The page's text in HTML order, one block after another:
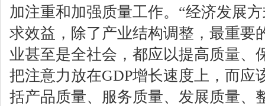
加注重和加强质量工作。“经济发展
求效益，除了产业结构调整，最重要
业甚至是全社会，都应以提高质量、
把注意力放在GDP增长速度上，而应
括产品质量、服务质量、发展质量、